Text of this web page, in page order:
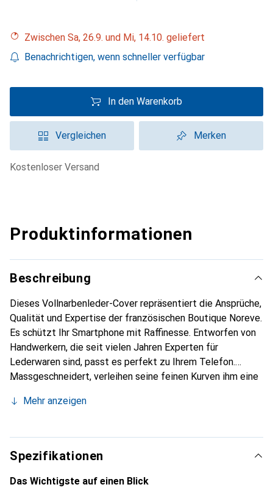
Zwischen Sa, 26.9. und Mi, 14.10. geliefert
Benachrichtigen, wenn schneller verfügbar
In den Warenkorb
Vergleichen Merken
kostenloser Versand
Produktinformationen
Beschreibung
Dieses Vollnarbenleder-Cover repräsentiert die Ansprüche,
Qualität und Expertise der französischen Boutique Noreve.
Es schützt Ihr Smartphone mit Raffinesse. Entworfen von
Handwerkern, die seit vielen Jahren Experten für
Lederwaren sind, passt es perfekt zu Ihrem Telefon.
Massgeschneidert, verleihen seine feinen Kurven ihm eine
unverzichtbaren Accessoire Ihres Smartphones.
die Marke Noreve eine sichere Wahl für eine
anspruchsvolle Klientel.
Mehr anzeigen
Spezifikationen
Das Wichtigste auf einen Blick